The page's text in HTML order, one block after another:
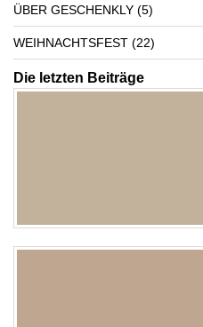
ÜBER GESCHENKLY (5)
WEIHNACHTSFEST (22)
Die letzten Beiträge